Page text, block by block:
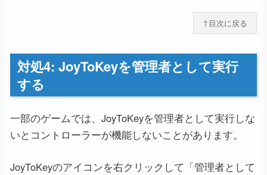
↑目次に戻る
対処4: JoyToKeyを管理者として実行
する
一部のゲームでは、JoyToKeyを管理者として実行しな
いとコントローラーが機能しないことがあります。
JoyToKeyのアイコンを右クリックして「管理者として